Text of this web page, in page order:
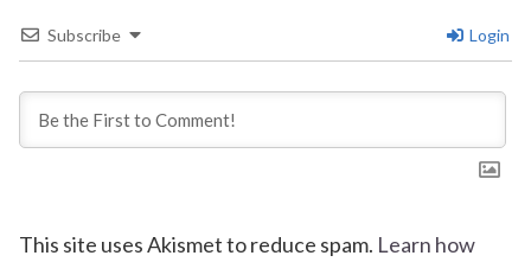
Subscribe Login
This site uses Akismet to reduce spam. Learn how